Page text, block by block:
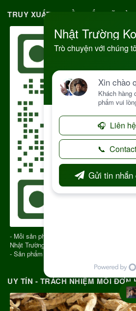
TRUY XUẤT NGUỒN GỐC RÕ RÀNG
- Mỗi sản phẩm gửi đi có QR CODE để truy
Nhật Trường Kon Tum
- Sản phẩm chính gốc Kon Tum Việt Nam
UY TÍN - TRÁCH NHIỆM MỖI ĐƠN